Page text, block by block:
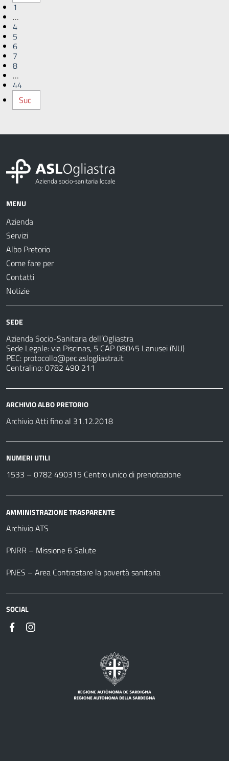
1
…
4
5
6
7
8
…
44
Suc
MENU
Azienda
Servizi
Albo Pretorio
Come fare per
Contatti
Notizie
SEDE
Azienda Socio-Sanitaria dell’Ogliastra
Sede Legale: via Piscinas, 5 CAP 08045 Lanusei (NU)
PEC: protocollo@pec.aslogliastra.it
Centralino: 0782 490 211
ARCHIVIO ALBO PRETORIO
Archivio Atti fino al 31.12.2018
NUMERI UTILI
1533 – 0782 490315 Centro unico di prenotazione
AMMINISTRAZIONE TRASPARENTE
Archivio ATS
PNRR – Missione 6 Salute
PNES – Area Contrastare la povertà sanitaria
SOCIAL